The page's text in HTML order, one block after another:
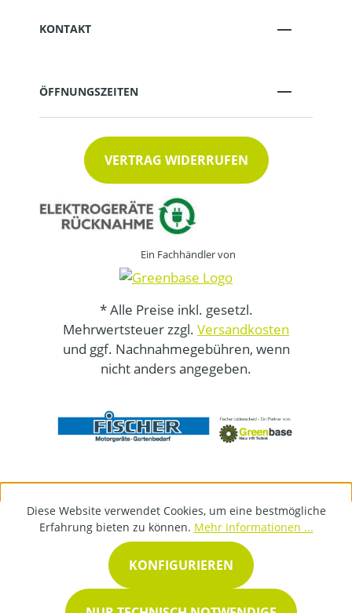
KONTAKT
ÖFFNUNGSZEITEN
VERTRAG WIDERRUFEN
Ein Fachhändler von
* Alle Preise inkl. gesetzl.
Mehrwertsteuer zzgl. Versandkosten
und ggf. Nachnahmegebühren, wenn
nicht anders angegeben.
Diese Website verwendet Cookies, um eine bestmögliche
Erfahrung bieten zu können. Mehr Informationen ...
KONFIGURIEREN